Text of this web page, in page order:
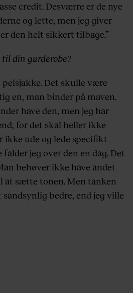
credit. Desværre er de nye
og lette, men jeg giver
den helt sikkert tilbage.”
din garderobe?
pelsjakke. Det skulle være
en, man binder på maven.
have den, men jeg har
for det skal heller ikke
ikke ude og lede specifikt
jeg over den en dag. Det
behøver ikke have andet
at sætte tonen. Men tanken
bedre, end jeg ville